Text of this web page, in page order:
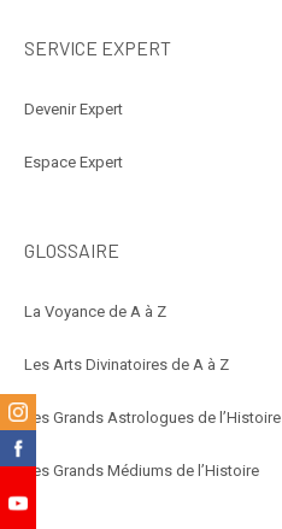
SERVICE EXPERT
Devenir Expert
Espace Expert
GLOSSAIRE
La Voyance de A à Z
Les Arts Divinatoires de A à Z
Les Grands Astrologues de l’Histoire
Les Grands Médiums de l’Histoire